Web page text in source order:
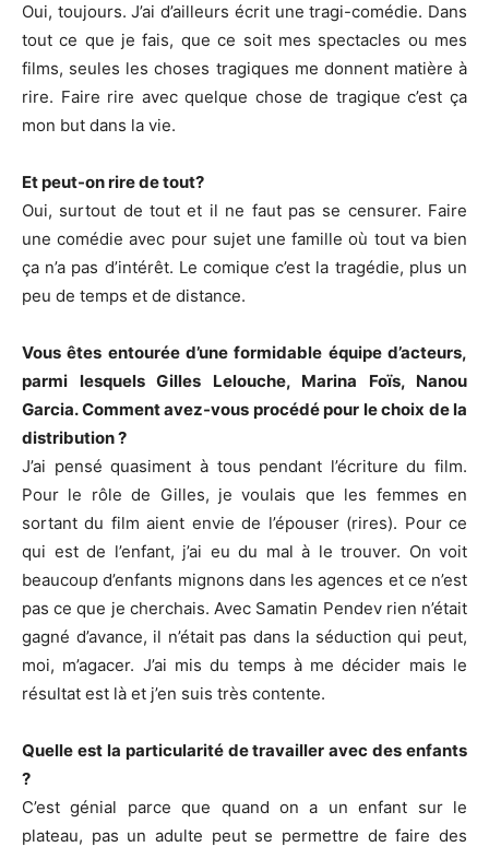
Oui, toujours. J’ai d’ailleurs écrit une tragi-comédie. Dans
tout ce que je fais, que ce soit mes spectacles ou mes
films, seules les choses tragiques me donnent matière à
rire. Faire rire avec quelque chose de tragique c’est ça
mon but dans la vie.
Et peut-on rire de tout?
Oui, surtout de tout et il ne faut pas se censurer. Faire
une comédie avec pour sujet une famille où tout va bien
ça n’a pas d’intérêt. Le comique c’est la tragédie, plus un
peu de temps et de distance.
Vous êtes entourée d’une formidable équipe d’acteurs,
parmi lesquels Gilles Lelouche, Marina Foïs, Nanou
Garcia. Comment avez-vous procédé pour le choix de la
distribution ?
J’ai pensé quasiment à tous pendant l’écriture du film.
Pour le rôle de Gilles, je voulais que les femmes en
sortant du film aient envie de l’épouser (rires). Pour ce
qui est de l’enfant, j’ai eu du mal à le trouver. On voit
beaucoup d’enfants mignons dans les agences et ce n’est
pas ce que je cherchais. Avec Samatin Pendev rien n’était
gagné d’avance, il n’était pas dans la séduction qui peut,
moi, m’agacer. J’ai mis du temps à me décider mais le
résultat est là et j’en suis très contente.
Quelle est la particularité de travailler avec des enfants
?
C’est génial parce que quand on a un enfant sur le
plateau, pas un adulte peut se permettre de faire des